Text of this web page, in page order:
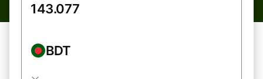
BDT